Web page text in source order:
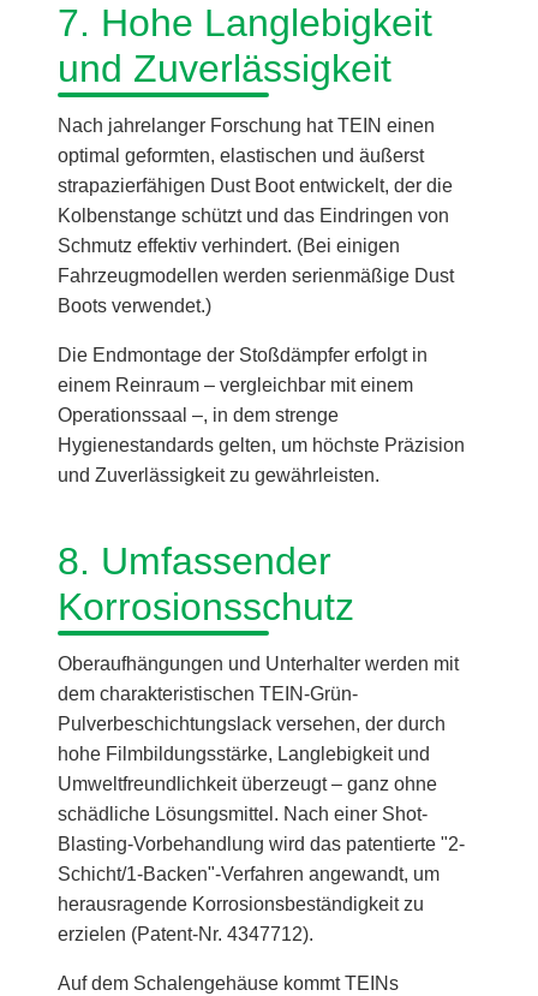
7. Hohe Langlebigkeit
und Zuverlässigkeit
Nach jahrelanger Forschung hat TEIN einen
optimal geformten, elastischen und äußerst
strapazierfähigen Dust Boot entwickelt, der die
Kolbenstange schützt und das Eindringen von
Schmutz effektiv verhindert. (Bei einigen
Fahrzeugmodellen werden serienmäßige Dust
Boots verwendet.)
Die Endmontage der Stoßdämpfer erfolgt in
einem Reinraum – vergleichbar mit einem
Operationssaal –, in dem strenge
Hygienestandards gelten, um höchste Präzision
und Zuverlässigkeit zu gewährleisten.
8. Umfassender
Korrosionsschutz
Oberaufhängungen und Unterhalter werden mit
dem charakteristischen TEIN-Grün-
Pulverbeschichtungslack versehen, der durch
hohe Filmbildungsstärke, Langlebigkeit und
Umweltfreundlichkeit überzeugt – ganz ohne
schädliche Lösungsmittel. Nach einer Shot-
Blasting-Vorbehandlung wird das patentierte "2-
Schicht/1-Backen"-Verfahren angewandt, um
herausragende Korrosionsbeständigkeit zu
erzielen (Patent-Nr. 4347712).
Auf dem Schalengehäuse kommt TEINs